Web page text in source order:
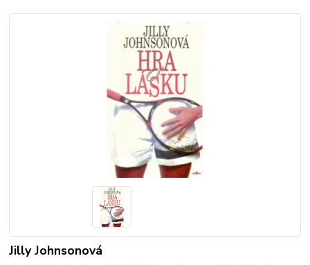
Jilly Johnsonová